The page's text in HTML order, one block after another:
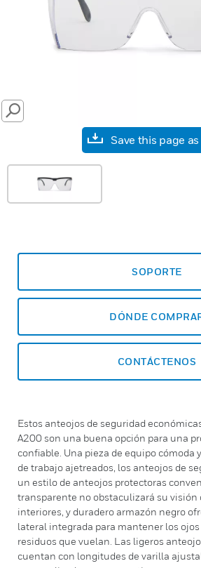
SEARCH
Save this page
SOPORTE
DÓNDE
CONTÁCTENOS
Estos anteojos de seguridad
A200 son una buena opción para una
confiable. Una pieza de equipo cómoda
de trabajo ajetreados, los anteojos de
un estilo de anteojos protectoras
transparente no obstaculizará su visión
interiores, y duradero armazón negro
lateral integrada para mantener los ojos
residuos que vuelan. Las ligeros
cuentan con longitudes de varilla